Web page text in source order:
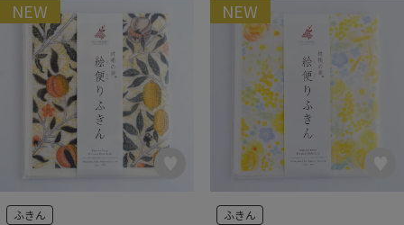
NEW
ふきん
NEW
ふきん